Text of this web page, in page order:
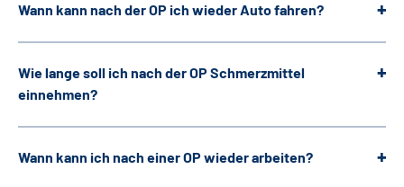
Wann kann nach der OP ich wieder Auto fahren?
Wie lange soll ich nach der OP Schmerzmittel
einnehmen?
Wann kann ich nach einer OP wieder arbeiten?